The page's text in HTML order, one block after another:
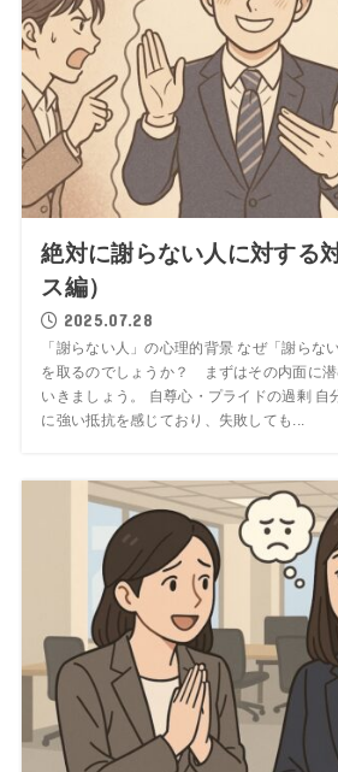
絶対に謝らない人に対する
ス編）
2025.07.28
「謝らない人」の心理的背景 なぜ「謝らな
を取るのでしょうか？ まずはその内面に
いきましょう。 自尊心・プライドの過剰 自
に強い抵抗を感じており、失敗しても...